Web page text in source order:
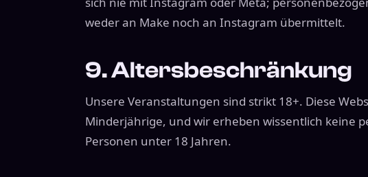
weder an Make noch an Instagram übermittelt.
9. Altersbeschränkung
Unsere Veranstaltungen sind strikt 18+. Diese
Minderjährige, und wir erheben wissentlich keine
Personen unter 18 Jahren.